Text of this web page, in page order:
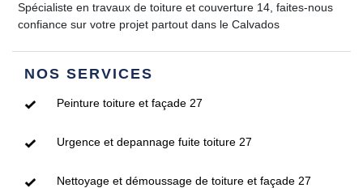
Spécialiste en travaux de toiture et couverture 14 , faites-nous
confiance sur votre projet partout dans le Calvados
NOS SERVICES
Peinture toiture et façade 27
Urgence et depannage fuite toiture 27
Nettoyage et démoussage de toiture et façade 27